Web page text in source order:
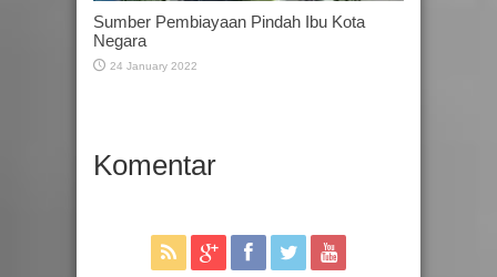
Sumber Pembiayaan Pindah Ibu Kota
Negara
24 January 2022
Komentar